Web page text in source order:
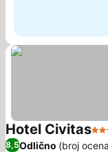
Hotel Civitas3
8,5Odlično (broj